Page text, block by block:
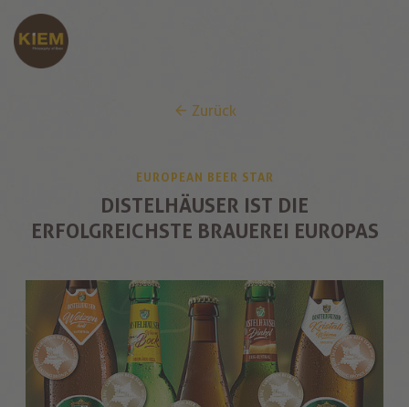
Zurück
EUROPEAN BEER STAR
DISTELHÄUSER IST DIE
ERFOLGREICHSTE BRAUEREI EUROPAS